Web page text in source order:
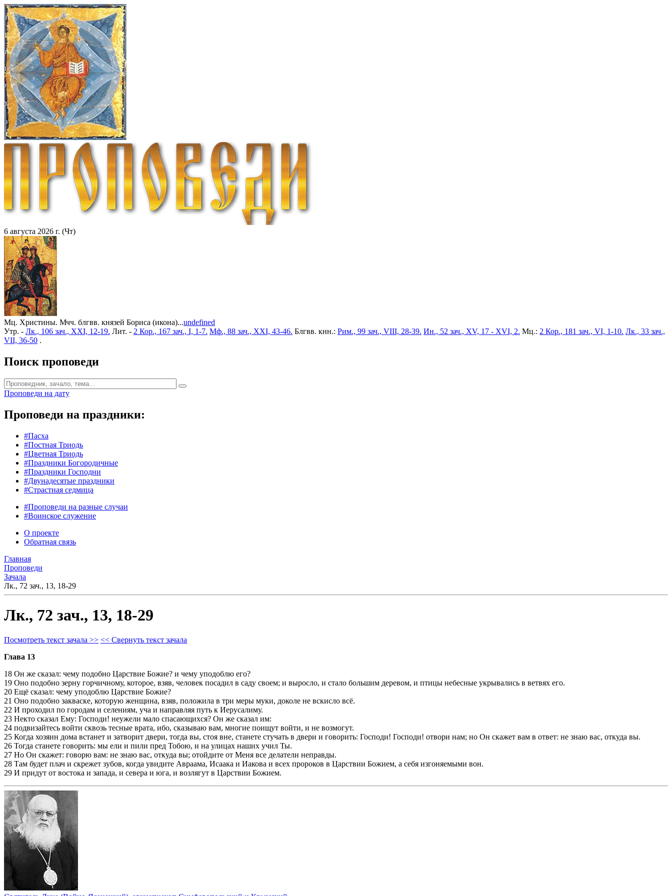
6 августа 2026 г. (Чт)
Мц. Христины. Мчч. блгвв. князей Бориса (икона)...undefined
Утр. - Лк., 106 зач., XXI, 12-19. Лит. - 2 Кор., 167 зач., I, 1-7. Мф., 88 зач., XXI, 43-46. Блгвв. кнн.: Рим., 99 зач., VIII, 28-39. Ин., 52 зач., XV, 17 - XVI, 2. Мц.: 2 Кор., 181 зач., VI, 1-10. Лк., 33 зач.,
VII, 36-50 .
Поиск проповеди
Проповеди на дату
Проповеди на праздники:
#Пасха
#Постная Триодь
#Цветная Триодь
#Праздники Богородичные
#Праздники Господни
#Двунадесятые праздники
#Страстная седмица
#Проповеди на разные случаи
#Воинское служение
О проекте
Обратная связь
Главная
Проповеди
Зачала
Лк., 72 зач., 13, 18-29
Лк., 72 зач., 13, 18-29
Посмотреть текст зачала >> << Свернуть текст зачала
Глава 13
18 Он же сказал: чему подобно Царствие Божие? и чему уподоблю его?
19 Оно подобно зерну горчичному, которое, взяв, человек посадил в саду своем; и выросло, и стало большим деревом, и птицы небесные укрывались в ветвях его.
20 Ещё сказал: чему уподоблю Царствие Божие?
21 Оно подобно закваске, которую женщина, взяв, положила в три меры муки, доколе не вскисло всё.
22 И проходил по городам и селениям, уча и направляя путь к Иерусалиму.
23 Некто сказал Ему: Господи! неужели мало спасающихся? Он же сказал им:
24 подвизайтесь войти сквозь тесные врата, ибо, сказываю вам, многие поищут войти, и не возмогут.
25 Когда хозяин дома встанет и затворит двери, тогда вы, стоя вне, станете стучать в двери и говорить: Господи! Господи! отвори нам; но Он скажет вам в ответ: не знаю вас, откуда вы.
26 Тогда станете говорить: мы ели и пили пред Тобою, и на улицах наших учил Ты.
27 Но Он скажет: говорю вам: не знаю вас, откуда вы; отойдите от Меня все делатели неправды.
28 Там будет плач и скрежет зубов, когда увидите Авраама, Исаака и Иакова и всех пророков в Царствии Божием, а себя изгоняемыми вон.
29 И придут от востока и запада, и севера и юга, и возлягут в Царствии Божием.